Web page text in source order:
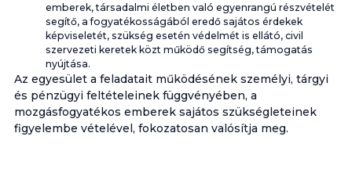
emberek, társadalmi életben való egyenrangú részvételét
segítő, a fogyatékosságából eredő sajátos érdekek
képviseletét, szükség esetén védelmét is ellátó, civil
szervezeti keretek közt működő segítség, támogatás
nyújtása.
Az egyesület a feladatait működésének személyi, tárgyi
és pénzügyi feltételeinek függvényében, a
mozgásfogyatékos emberek sajátos szükségleteinek
figyelembe vételével, fokozatosan valósítja meg.